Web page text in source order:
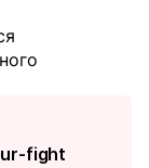
fight